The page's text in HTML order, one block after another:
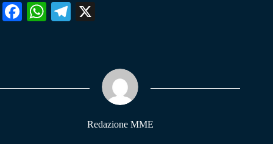
Fa W
pp
Te
m
Redazione MME